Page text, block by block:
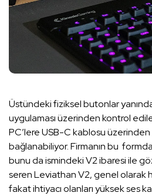
Üstündeki fiziksel butonlar
uygulaması üzerinden kontrol
PC’lere USB-C kablosu
bağlanabiliyor. Firmanın bu
bunu da ismindeki V2 ibaresi ile
seren Leviathan V2, genel olarak
fakat ihtiyacı olanları yüksek ses